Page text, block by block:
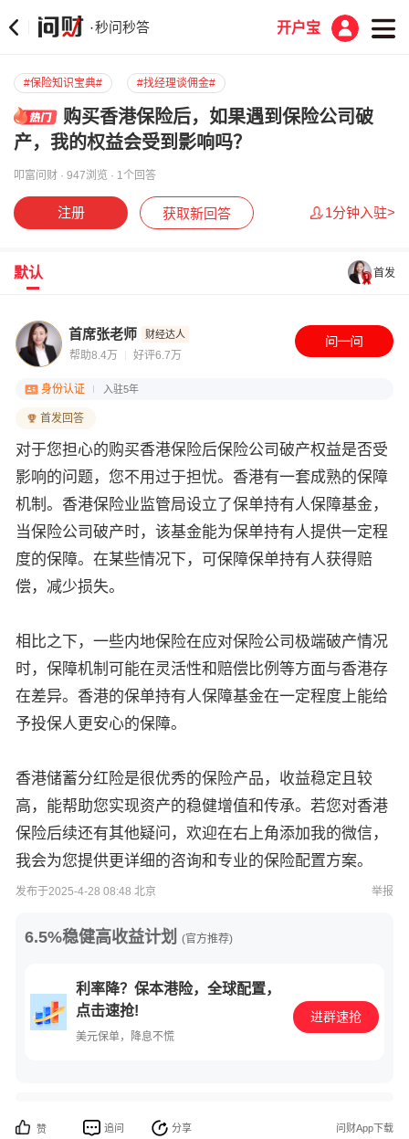
·秒问秒答 开户宝
#保险知识宝典# #找经理谈佣金#
购买香港保险后，如果遇到保险公司破
产，我的权益会受到影响吗？
叩富问财 · 947浏览 · 1个回答
注册 获取新回答 1分钟入驻>
默认 首发
首席张老师 财经达人
帮助8.4万 好评6.7万
身份认证 入驻5年
首发回答
对于您担心的购买香港保险后保险公司破产权益是否受
影响的问题，您不用过于担忧。香港有一套成熟的保障
机制。香港保险业监管局设立了保单持有人保障基金，
当保险公司破产时，该基金能为保单持有人提供一定程
度的保障。在某些情况下，可保障保单持有人获得赔
偿，减少损失。
相比之下，一些内地保险在应对保险公司极端破产情况
时，保障机制可能在灵活性和赔偿比例等方面与香港存
在差异。香港的保单持有人保障基金在一定程度上能给
予投保人更安心的保障。
香港储蓄分红险是很优秀的保险产品，收益稳定且较
高，能帮助您实现资产的稳健增值和传承。若您对香港
保险后续还有其他疑问，欢迎在右上角添加我的微信，
我会为您提供更详细的咨询和专业的保险配置方案。
发布于2025-4-28 08:48 北京 举报
6.5%稳健高收益计划 (官方推荐)
利率降？保本港险，全球配置，
点击速抢!
美元保单，降息不慌
进群速抢
赞 追问 分享 问财App下载